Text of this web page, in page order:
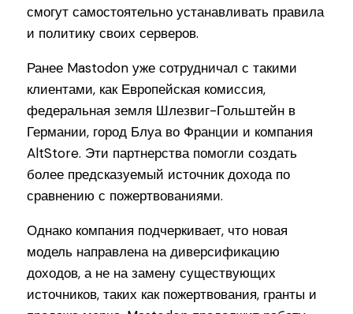
смогут самостоятельно устанавливать правила
и политику своих серверов.
Ранее Mastodon уже сотрудничал с такими
клиентами, как Европейская комиссия,
федеральная земля Шлезвиг-Гольштейн в
Германии, город Блуа во Франции и компания
AltStore. Эти партнерства помогли создать
более предсказуемый источник дохода по
сравнению с пожертвованиями.
Однако компания подчеркивает, что новая
модель направлена на диверсификацию
доходов, а не на замену существующих
источников, таких как пожертвования, гранты и